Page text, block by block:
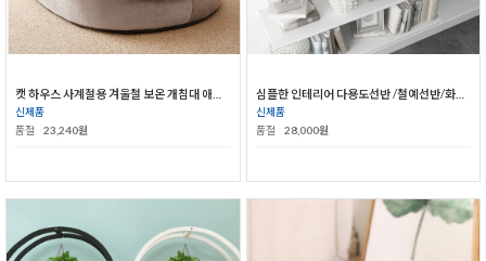
신제품
품절
23,240원
심플한 인테리어 다용도선반 /철예선반/화분선반
신제품
품절
28,000원